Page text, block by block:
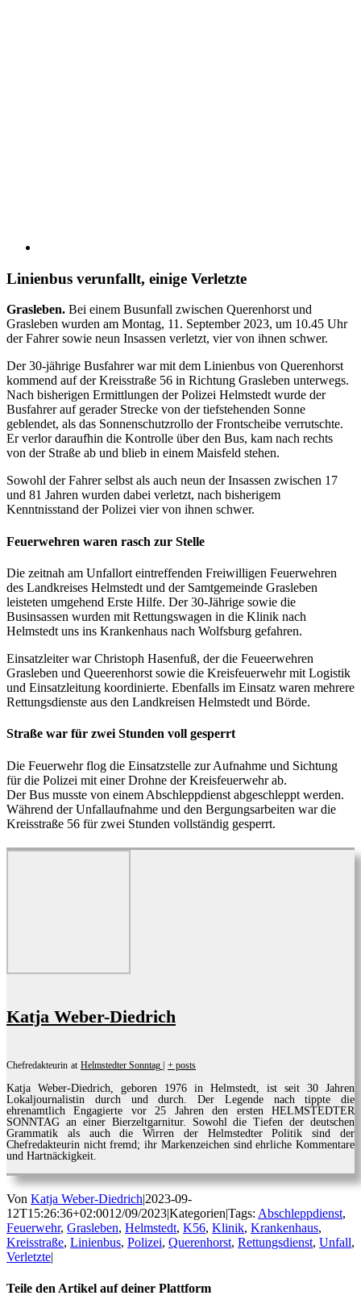
Linienbus verunfallt, einige Verletzte
Grasleben. Bei einem Busunfall zwischen Querenhorst und
Grasleben wurden am Montag, 11. September 2023, um 10.45 Uhr
der Fahrer sowie neun Insassen verletzt, vier von ihnen schwer.
Der 30-jährige Busfahrer war mit dem Linienbus von Querenhorst
kommend auf der Kreisstraße 56 in Richtung Grasleben unterwegs.
Nach bisherigen Ermittlungen der Polizei Helmstedt wurde der
Busfahrer auf gerader Strecke von der tiefstehenden Sonne
geblendet, als das Sonnenschutzrollo der Frontscheibe verrutschte.
Er verlor daraufhin die Kontrolle über den Bus, kam nach rechts
von der Straße ab und blieb in einem Maisfeld stehen.
Sowohl der Fahrer selbst als auch neun der Insassen zwischen 17
und 81 Jahren wurden dabei verletzt, nach bisherigem
Kenntnisstand der Polizei vier von ihnen schwer.
Feuerwehren waren rasch zur Stelle
Die zeitnah am Unfallort eintreffenden Freiwilligen Feuerwehren
des Landkreises Helmstedt und der Samtgemeinde Grasleben
leisteten umgehend Erste Hilfe. Der 30-Jährige sowie die
Businsassen wurden mit Rettungswagen in die Klinik nach
Helmstedt uns ins Krankenhaus nach Wolfsburg gefahren.
Einsatzleiter war Christoph Hasenfuß, der die Feueerwehren
Grasleben und Queerenhorst sowie die Kreisfeuerwehr mit Logistik
und Einsatzleitung koordinierte. Ebenfalls im Einsatz waren mehrere
Rettungsdienste aus den Landkreisen Helmstedt und Börde.
Straße war für zwei Stunden voll gesperrt
Die Feuerwehr flog die Einsatzstelle zur Aufnahme und Sichtung
für die Polizei mit einer Drohne der Kreisfeuerwehr ab.
Der Bus musste von einem Abschleppdienst abgeschleppt werden.
Während der Unfallaufnahme und den Bergungsarbeiten war die
Kreisstraße 56 für zwei Stunden vollständig gesperrt.
Katja Weber-Diedrich
Chefredakteurin at Helmstedter Sonntag + posts
Katja Weber-Diedrich, geboren 1976 in Helmstedt, ist seit 30 Jahren
Lokaljournalistin durch und durch. Der Legende nach tippte die
ehrenamtlich Engagierte vor 25 Jahren den ersten HELMSTEDTER
SONNTAG an einer Bierzeltgarnitur. Sowohl die Tiefen der deutschen
Grammatik als auch die Wirren der Helmstedter Politik sind der
Chefredakteurin nicht fremd; ihr Markenzeichen sind ehrliche Kommentare
und Hartnäckigkeit.
Von Katja Weber-Diedrich|2023-09-
12T15:26:36+02:0012/09/2023|Kategorien|Tags: Abschleppdienst,
Feuerwehr, Grasleben, Helmstedt, K56, Klinik, Krankenhaus,
Kreisstraße, Linienbus, Polizei, Querenhorst, Rettungsdienst, Unfall,
Verletzte|
Teile den Artikel auf deiner Plattform